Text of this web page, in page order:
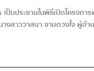
ประธานในพิธีเปิดโครงก
สาววาสนา งามดวงใจ